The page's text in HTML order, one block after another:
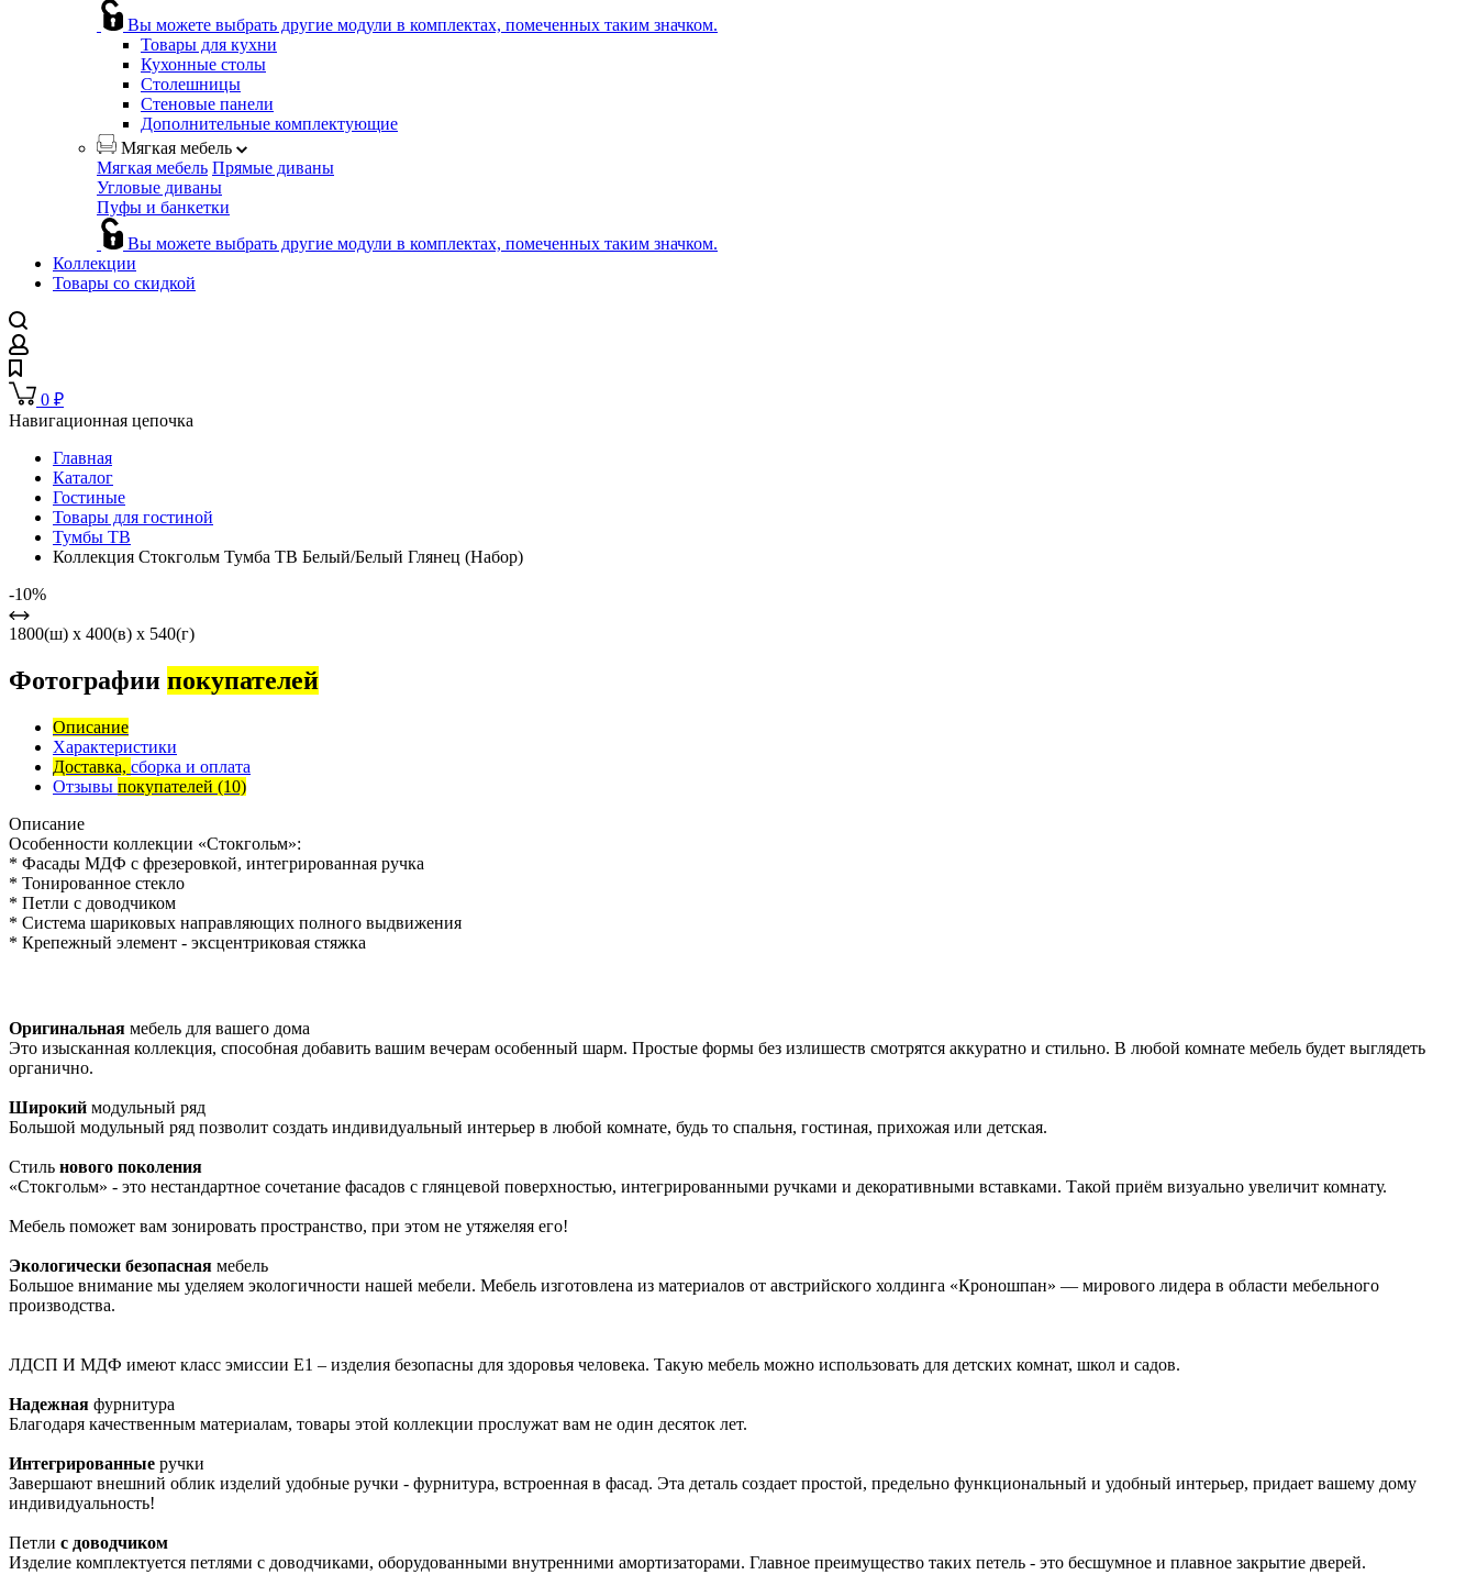
Вы можете выбрать другие модули в комплектах, помеченных таким значком.
Товары для кухни
Кухонные столы
Столешницы
Стеновые панели
Дополнительные комплектующие
Мягкая мебель
Мягкая мебель Прямые диваны
Угловые диваны
Пуфы и банкетки
Вы можете выбрать другие модули в комплектах, помеченных таким значком.
Коллекции
Товары со скидкой
0 ₽
Навигационная цепочка
Главная
Каталог
Гостиные
Товары для гостиной
Тумбы ТВ
Коллекция Стокгольм Тумба ТВ Белый/Белый Глянец (Набор)
-10%
1800(ш) x 400(в) x 540(г)
Фотографии покупателей
Описание
Характеристики
Доставка, сборка и оплата
Отзывы покупателей (10)
Описание
Особенности коллекции «Стокгольм»:
* Фасады МДФ с фрезеровкой, интегрированная ручка
* Тонированное стекло
* Петли с доводчиком
* Система шариковых направляющих полного выдвижения
* Крепежный элемент - эксцентриковая стяжка
Оригинальная мебель для вашего дома
Это изысканная коллекция, способная добавить вашим вечерам особенный шарм. Простые формы без излишеств смотрятся аккуратно и стильно. В любой комнате мебель будет выглядеть
органично.
Широкий модульный ряд
Большой модульный ряд позволит создать индивидуальный интерьер в любой комнате, будь то спальня, гостиная, прихожая или детская.
Стиль нового поколения
«Стокгольм» - это нестандартное сочетание фасадов с глянцевой поверхностью, интегрированными ручками и декоративными вставками. Такой приём визуально увеличит комнату.
Мебель поможет вам зонировать пространство, при этом не утяжеляя его!
Экологически безопасная мебель
Большое внимание мы уделяем экологичности нашей мебели. Мебель изготовлена из материалов от австрийского холдинга «Кроношпан» — мирового лидера в области мебельного
производства.
ЛДСП И МДФ имеют класс эмиссии Е1 – изделия безопасны для здоровья человека. Такую мебель можно использовать для детских комнат, школ и садов.
Надежная фурнитура
Благодаря качественным материалам, товары этой коллекции прослужат вам не один десяток лет.
Интегрированные ручки
Завершают внешний облик изделий удобные ручки - фурнитура, встроенная в фасад. Эта деталь создает простой, предельно функциональный и удобный интерьер, придает вашему дому
индивидуальность!
Петли с доводчиком
Изделие комплектуется петлями с доводчиками, оборудованными внутренними амортизаторами. Главное преимущество таких петель - это бесшумное и плавное закрытие дверей.